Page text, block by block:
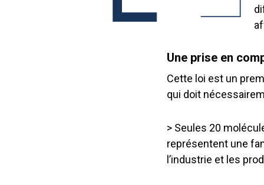
Une prise en
Cette loi est un
qui doit
> Seules 20
représentent une
l’industrie et les